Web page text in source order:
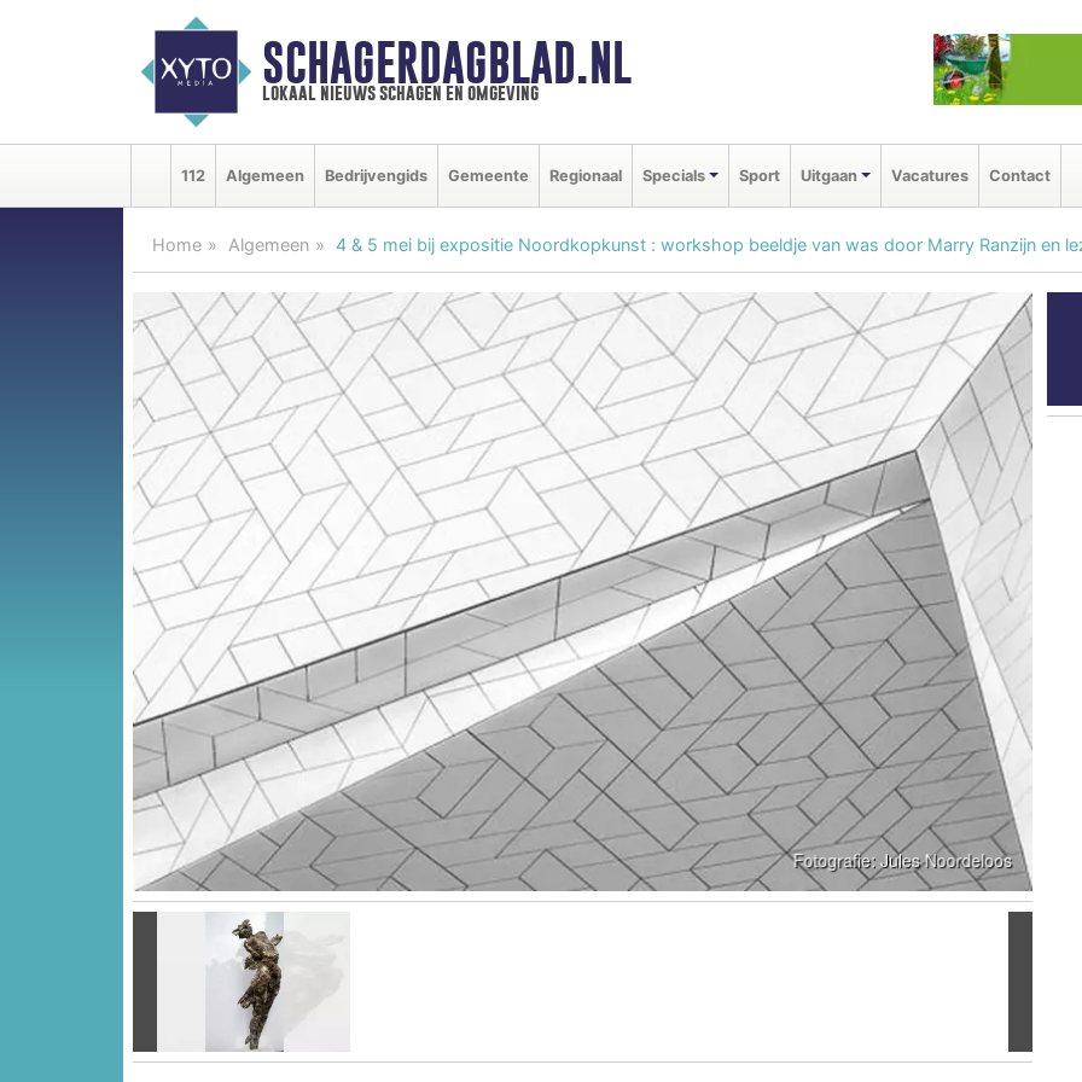
SCHAGERDAGBLAD.NL
lokaal nieuws schagen en omgeving
112 Algemeen Bedrijvengids Gemeente Regionaal Specials Sport Uitgaan Vacatures Contact
Home Algemeen 4 & 5 mei bij expositie Noordkopkunst : workshop beeldje van was door Marry Ranzijn en